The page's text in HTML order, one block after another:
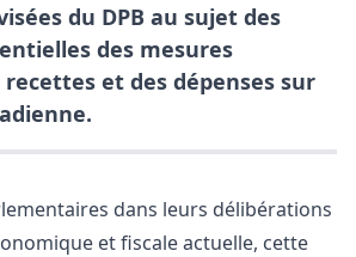
du DPB au sujet des
des mesures
et des dépenses sur
dans leurs délibérations
et fiscale actuelle, cette